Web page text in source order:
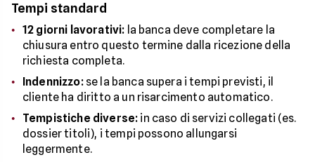
Tempi standard
12 giorni lavorativi: la banca deve completare la
chiusura entro questo termine dalla ricezione della
richiesta completa.
Indennizzo:se la banca supera i tempi previsti, il
cliente ha diritto a un risarcimento automatico.
Tempistiche diverse: in caso di servizi collegati (es.
dossier titoli), i tempi possono allungarsi
leggermente.